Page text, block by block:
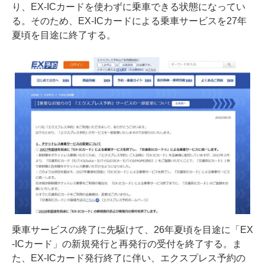
り、EX-ICカードを使わずに乗車できる状態になってい
る。そのため、EX-ICカードによる乗車サービスを27年
夏頃を目途に終了する。
乗車サービスの終了に先駆けて、26年夏頃を目途に「EX
-ICカード」の新規発行と再発行の受付を終了する。ま
た、EX-ICカード発行終了に伴い、エクスプレス予約の